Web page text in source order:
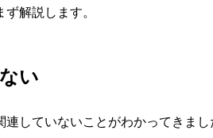
解説します。
い
していないことがわかってきまし